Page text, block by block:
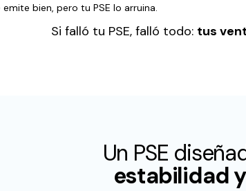
emite bien, pero tu PSE lo arruina.
Si falló tu PSE, falló todo: tus
Un PSE
estabilidad